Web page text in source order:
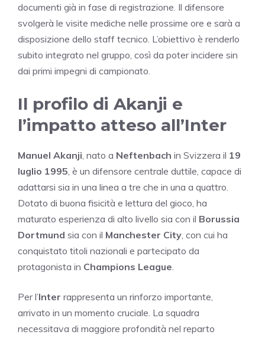
documenti già in fase di registrazione. Il difensore
svolgerà le visite mediche nelle prossime ore e sarà a
disposizione dello staff tecnico. L’obiettivo è renderlo
subito integrato nel gruppo, così da poter incidere sin
dai primi impegni di campionato.
Il profilo di Akanji e
l’impatto atteso all’Inter
Manuel Akanji, nato a Neftenbach in Svizzera il 19
luglio 1995, è un difensore centrale duttile, capace di
adattarsi sia in una linea a tre che in una a quattro.
Dotato di buona fisicità e lettura del gioco, ha
maturato esperienza di alto livello sia con il Borussia
Dortmund sia con il Manchester City, con cui ha
conquistato titoli nazionali e partecipato da
protagonista in Champions League.
Per l’Inter rappresenta un rinforzo importante,
arrivato in un momento cruciale. La squadra
necessitava di maggiore profondità nel reparto